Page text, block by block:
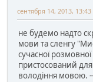
сентября 14, 2013, 13:43
не будемо надто
мови та сленгу
сучасної
пристосований для
володіння мовою.